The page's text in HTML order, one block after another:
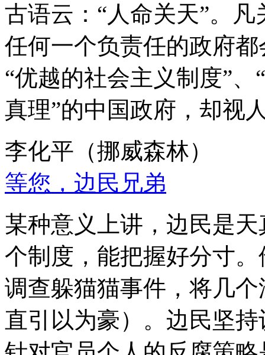
古语云：“人命关天”。
任何一个负责任的政府
“优越的社会主义制度”
真理”的中国政府，却视
李化平（挪威森林）
等您，边民兄弟
某种意义上讲，边民是
个制度，能把握好分寸
调查躲猫猫事件，将几
直引以为豪）。边民坚